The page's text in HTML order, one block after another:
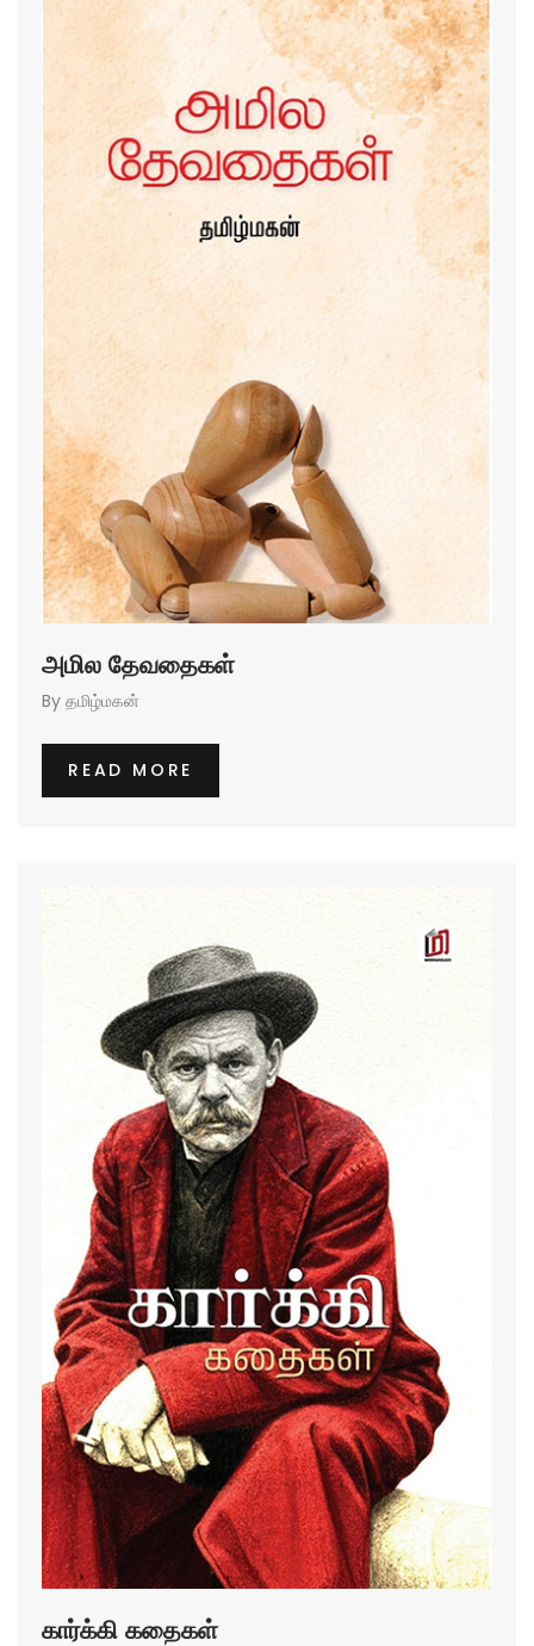
அமில தேவதைகள்
By தமிழ்மகன்
READ MORE
கார்க்கி கதைகள்